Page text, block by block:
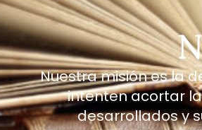
Nuestra misión es la
intenten acortar
desarrollados y